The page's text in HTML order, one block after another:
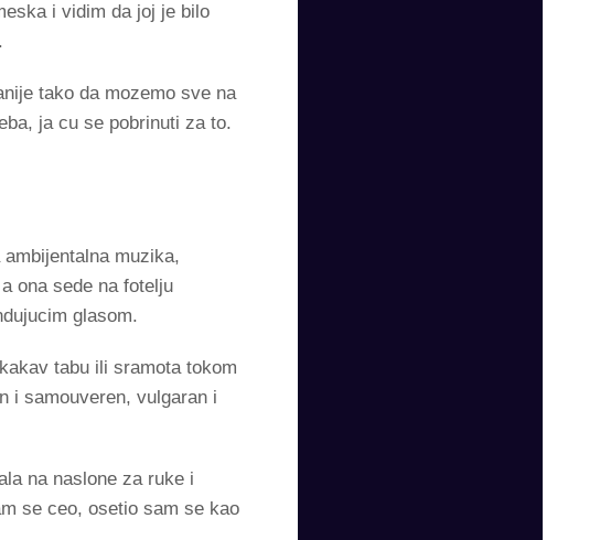
i vidim da joj je bilo
tako da mozemo sve na
ja cu se pobrinuti za to.
muzika,
ona sede na fotelju
glasom.
tabu ili sramota tokom
i samouveren, vulgaran i
na naslone za ruke i
se ceo, osetio sam se kao